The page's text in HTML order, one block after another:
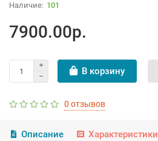
101
7900.00р.
В корзину
0 отзывов
Описание Характеристики